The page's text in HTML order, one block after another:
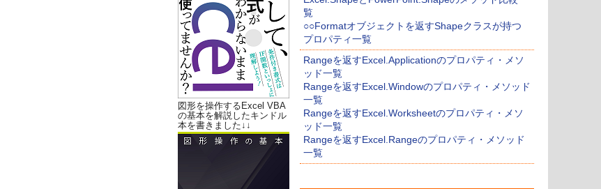
図形を操作するExcel VBA
の基本を解説したキンドル
本を書きました↓↓
覧
○○Formatオブジェクトを返すShapeクラスが持つ
プロパティ一覧
Rangeを返すExcel.Applicationのプロパティ・メソ
ッド一覧
Rangeを返すExcel.Windowのプロパティ・メソッド
一覧
Rangeを返すExcel.Worksheetのプロパティ・メソ
ッド一覧
Rangeを返すExcel.Rangeのプロパティ・メソッド
一覧